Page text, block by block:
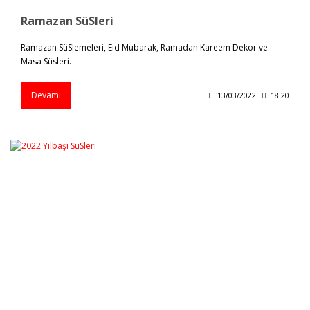
Ramazan SüSleri
Ramazan SüSlemeleri, Eid Mubarak, Ramadan Kareem Dekor ve
Masa Süsleri.
Devamı 13/03/2022 18:20